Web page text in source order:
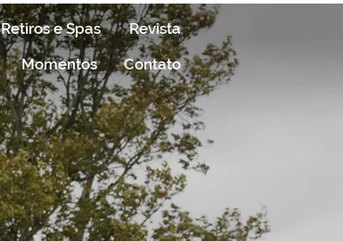
Retiros e Spas
Revista
Momentos Contato